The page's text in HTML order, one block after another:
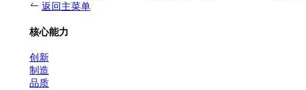
返回主菜单
核心能力
创新
制造
品质